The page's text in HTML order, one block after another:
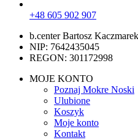
+48 605 902 907
b.center Bartosz
NIP: 7642435045
REGON: 301172998
MOJE KONTO
Poznaj Mokre Noski
Ulubione
Koszyk
Moje konto
Kontakt